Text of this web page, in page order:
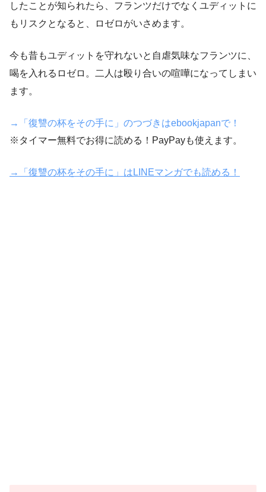
したことが知られたら、フランツだけでなくユディットに
もリスクとなると、ロゼロがいさめます。
今も昔もユディットを守れないと自虐気味なフランツに、
喝を入れるロゼロ。二人は殴り合いの喧嘩になってしまい
ます。
→「復讐の杯をその手に」のつづきはebookjapanで！
※タイマー無料でお得に読める！PayPayも使えます。
→「復讐の杯をその手に」はLINEマンガでも読める！